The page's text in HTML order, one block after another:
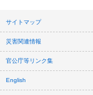
サイトマップ
災害関連情報
官公庁等リンク集
English